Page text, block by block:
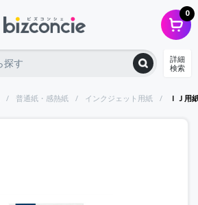
0
詳細
検索
普通紙・感熱紙 インクジェット用紙 ＩＪ